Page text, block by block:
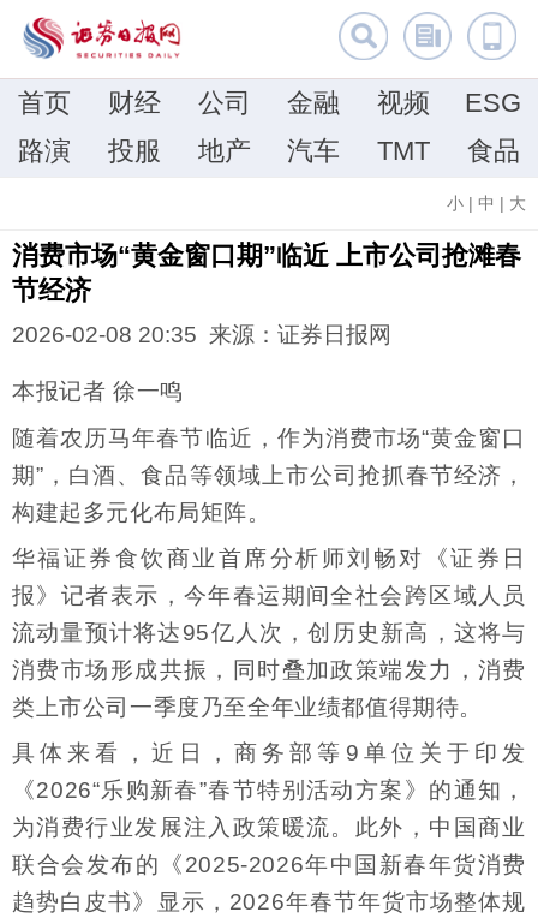
首页 财经 公司 金融 视频
ESG
路演
投服 地产 汽车 TMT 食品
小 | 中 | 大
消费市场“黄金窗口期”临近 上市公司抢滩春
节经济
2026-02-08 20:35 来源：证券日报网
本报记者 徐一鸣
随着农历马年春节临近，作为消费市场“黄金窗口
期”，白酒、食品等领域上市公司抢抓春节经济，
构建起多元化布局矩阵。
华福证券食饮商业首席分析师刘畅对《证券日
报》记者表示，今年春运期间全社会跨区域人员
流动量预计将达95亿人次，创历史新高，这将与
消费市场形成共振，同时叠加政策端发力，消费
类上市公司一季度乃至全年业绩都值得期待。
具体来看，近日，商务部等9单位关于印发
《2026“乐购新春”春节特别活动方案》的通知，
为消费行业发展注入政策暖流。此外，中国商业
联合会发布的《2025-2026年中国新春年货消费
趋势白皮书》显示，2026年春节年货市场整体规